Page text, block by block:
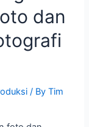
dan
/ ByTim